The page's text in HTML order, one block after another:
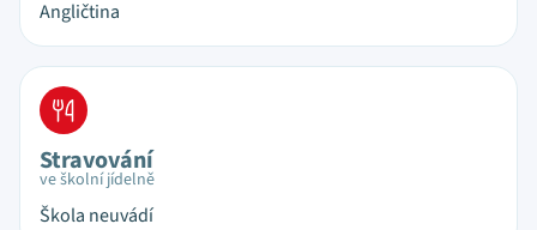
Angličtina
Stravování
ve školní jídelně
Škola neuvádí